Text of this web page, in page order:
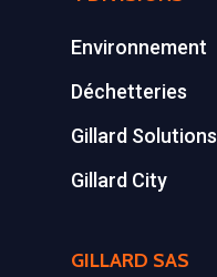
Environnement
Déchetteries
Gillard Solutions
Gillard City
GILLARD SAS